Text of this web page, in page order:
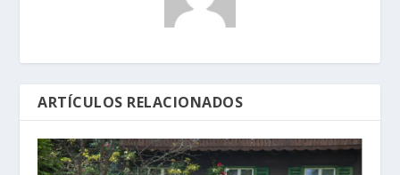
ARTÍCULOS RELACIONADOS